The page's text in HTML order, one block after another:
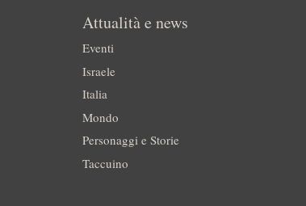
Attualità e news
Eventi
Israele
Italia
Mondo
Personaggi e Storie
Taccuino